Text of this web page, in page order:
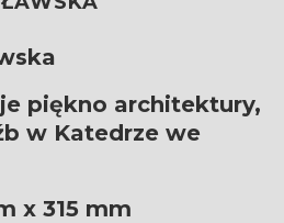
piękno architektury,
w Katedrze we
x 315 mm